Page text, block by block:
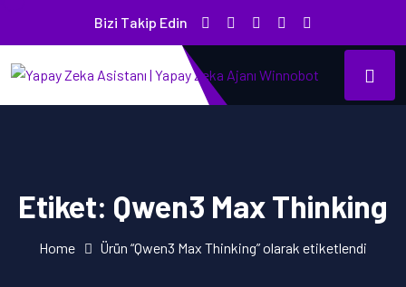
Bizi Takip Edin
Etiket: Qwen3 Max Thinking
Home Ürün “Qwen3 Max Thinking” olarak etiketlendi